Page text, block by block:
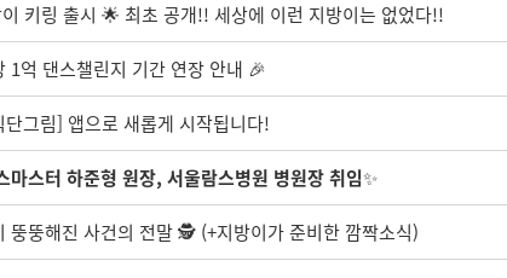
키링 출시 🌟 최초 공개!! 세상에 이런 지방이는 없었다!!
1억 댄스챌린지 기간 연장 안내 🎉
그림] 앱으로 새롭게 시작됩니다!
스터 하준형 원장, 서울람스병원 병원장 취임✨
뚱해진 사건의 전말 🕵️ (+지방이가 준비한 깜짝소식)